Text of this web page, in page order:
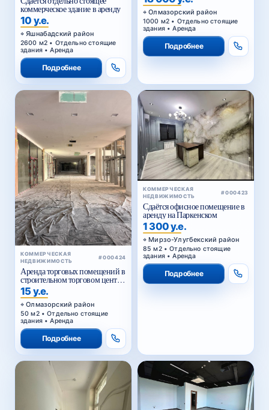
коммерческое здание в аренду
10 у.е.
Яшнабадский район
2600 м2 • Отдельно стоящие
здания • Аренда
Подробнее
Олмазорский район
1000 м2 • Отдельно стоящие
здания • Аренда
Подробнее
КОММЕРЧЕСКАЯ
НЕДВИЖИМОСТЬ
#000424
Аренда торговых помещений в
строительном торговом центре
у Жомий базара в Ташкенте
15 у.е.
Олмазорский район
50 м2 • Отдельно стоящие
здания • Аренда
Подробнее
КОММЕРЧЕСКАЯ
НЕДВИЖИМОСТЬ
#000423
Сдаётся офисное помещение в
аренду на Паркенском
1 300 у.е.
Мирзо-Улугбекский район
85 м2 • Отдельно стоящие
здания • Аренда
Подробнее